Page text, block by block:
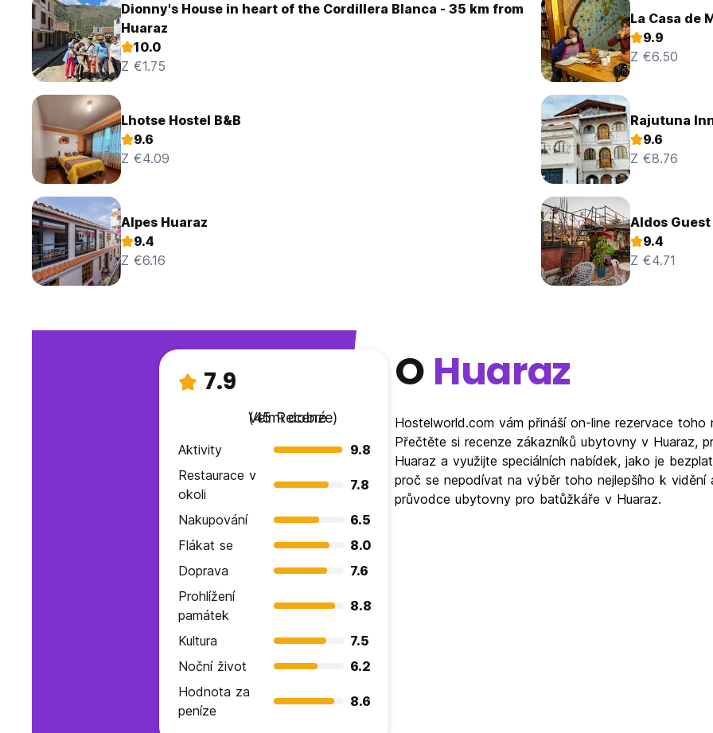
Dionny's House in heart of the Cordillera Blanca - 35 km from
Huaraz
10.0
Z €1.75
La Casa de
9.9
Z €6.50
Lhotse Hostel B&B
9.6
Z €4.09
Rajutuna
9.6
Z €8.76
Alpes Huaraz
9.4
Z €6.16
Aldos Guest
9.4
Z €4.71
7.9
Velmi dobré
(45 Recenze)
Aktivity
9.8
Restaurace v
okoli
7.8
Nakupování
6.5
Flákat se
8.0
Doprava
7.6
Prohlížení
památek
8.8
Kultura
7.5
Noční život
6.2
Hodnota za
peníze
8.6
O Huaraz
Hostelworld.com vám přináší on-line rezervace
Přečtěte si recenze zákazníků ubytovny v Huaraz,
Huaraz a využijte speciálních nabídek, jako je
proč se nepodívat na výběr toho nejlepšího k vidění
průvodce ubytovny pro batůžkáře v Huaraz.